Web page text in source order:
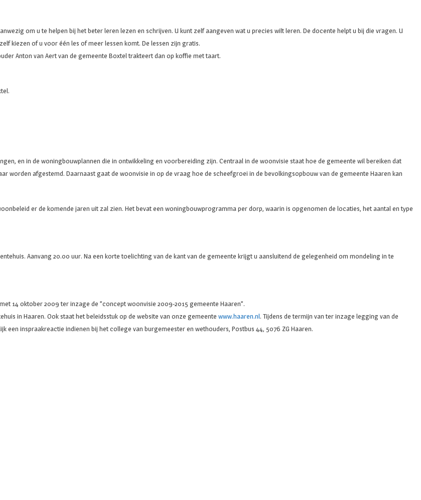
om u te helpen bij het beter leren lezen en schrijven. U kunt zelf aangeven wat u precies wilt leren. De docente helpt u bij die vragen. U
kiezen of u voor één les of meer lessen komt. De lessen zijn gratis.
Anton van Aert van de gemeente Boxtel trakteert dan op koffie met taart.
en in de woningbouwplannen die in ontwikkeling en voorbereiding zijn. Centraal in de woonvisie staat hoe de gemeente wil bereiken dat
afgestemd. Daarnaast gaat de woonvisie in op de vraag hoe de scheefgroei in de bevolkingsopbouw van de gemeente Haaren kan
er de komende jaren uit zal zien. Het bevat een woningbouwprogramma per dorp, waarin is opgenomen de locaties, het aantal en type
Aanvang 20.00 uur. Na een korte toelichting van de kant van de gemeente krijgt u aansluitend de gelegenheid om mondeling in te
14 oktober 2009 ter inzage de ”concept woonvisie 2009-2015 gemeente Haaren”.
in Haaren. Ook staat het beleidsstuk op de website van onze gemeente www.haaren.nl. Tijdens de termijn van ter inzage legging van de
inspraakreactie indienen bij het college van burgemeester en wethouders, Postbus 44, 5076 ZG Haaren.